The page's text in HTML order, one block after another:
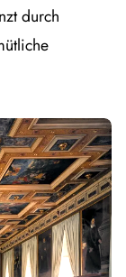
durch